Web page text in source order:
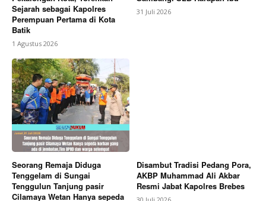
Sejarah sebagai Kapolres
Perempuan Pertama di Kota
Batik
1 Agustus 2026
31 Juli 2026
Seorang Remaja Diduga
Tenggelam di Sungai
Tenggulun Tanjung pasir
Cilamaya Wetan Hanya sepeda
Disambut Tradisi Pedang Pora,
AKBP Muhammad Ali Akbar
Resmi Jabat Kapolres Brebes